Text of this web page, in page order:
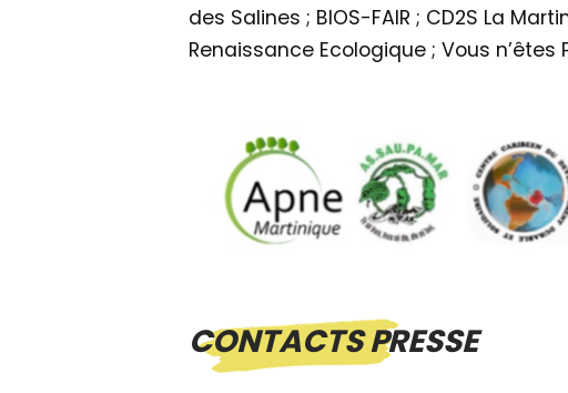
des Salines ; BIOS-FAIR ; CD2S La
Renaissance Ecologique ; Vous n’êtes
CONTACTS PRESSE